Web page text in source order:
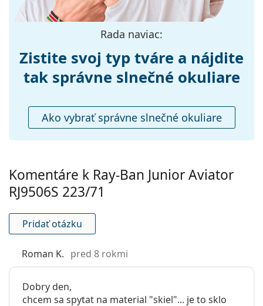
dioptrickými
Rada naviac:
Zistite svoj typ tváre a nájdite
tak správne slnečné okuliare
Ako vybrať správne slnečné okuliare
Komentáre k Ray-Ban Junior Aviator
RJ9506S 223/71
Pridať otázku
Roman K. pred 8 rokmi
Dobry den,
chcem sa spytat na material "skiel"... je to sklo